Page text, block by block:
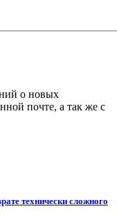
о новых
почте, а так же с
технически сложного